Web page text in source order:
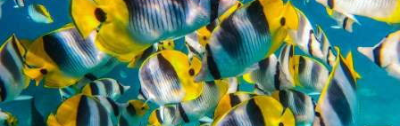
魚眼皮提灣海洋保護區海底瞭望塔
野生海豚和魚眼觀景台中海洋生物的專業導覽
海底漫步